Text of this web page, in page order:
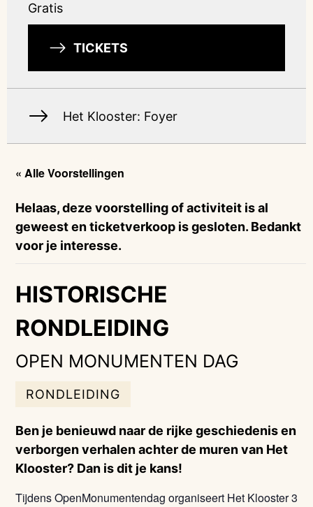
« Alle Voorstellingen
Helaas, deze voorstelling of activiteit is al
geweest en ticketverkoop is gesloten. Bedankt
voor je interesse.
HISTORISCHE
RONDLEIDING
OPEN MONUMENTEN DAG
RONDLEIDING
Ben je benieuwd naar de rijke geschiedenis en
verborgen verhalen achter de muren van Het
Klooster? Dan is dit je kans!
Tijdens OpenMonumentendag organiseert Het Klooster 3
Gratis
TICKETS
Het Klooster: Foyer